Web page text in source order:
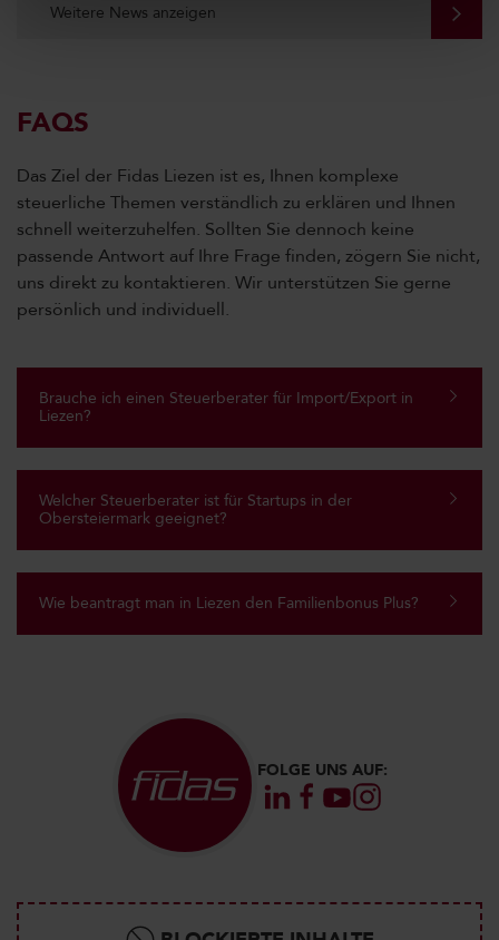
Weitere News anzeigen
FAQS
Das Ziel der Fidas Liezen ist es, Ihnen komplexe
steuerliche Themen verständlich zu erklären und Ihnen
schnell weiterzuhelfen. Sollten Sie dennoch keine
passende Antwort auf Ihre Frage finden, zögern Sie nicht,
uns direkt zu kontaktieren. Wir unterstützen Sie gerne
persönlich und individuell.
Brauche ich einen Steuerberater für Import/Export in
Liezen?
Welcher Steuerberater ist für Startups in der
Obersteiermark geeignet?
Wie beantragt man in Liezen den Familienbonus Plus?
FOLGE UNS AUF: